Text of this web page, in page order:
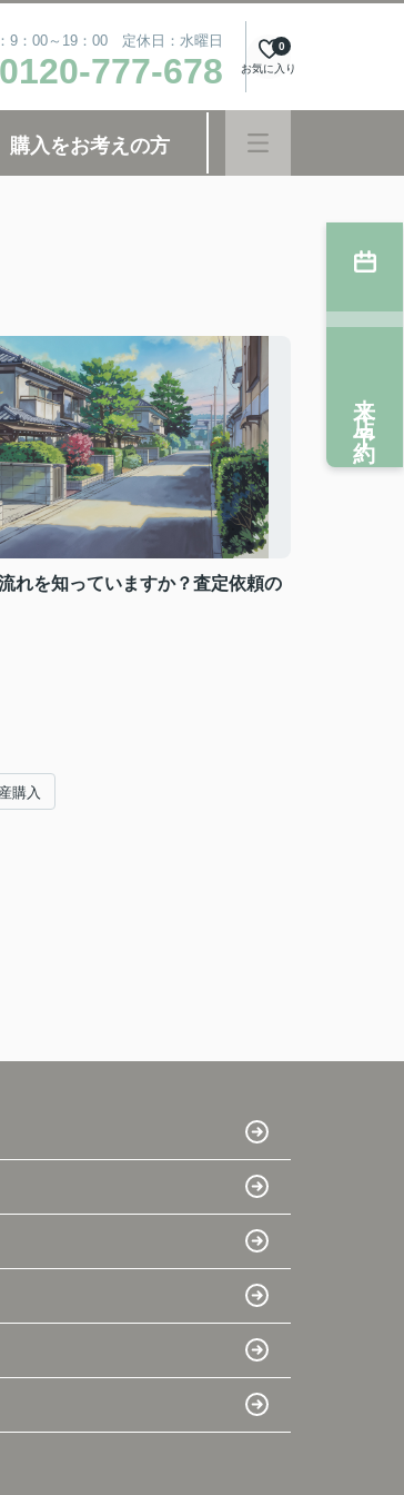
9：00～19：00 定休日：水曜日
0120-777-678 お気に入り
0
購入をお考えの方
れを知っていますか？査定依頼の
購入
来店予約